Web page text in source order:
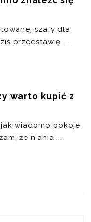
szafy dla
przedstawię ...
warto kupić z
wiadomo pokoje
że niania ...